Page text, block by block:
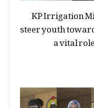
KP Irrigation
steer youth
a vital